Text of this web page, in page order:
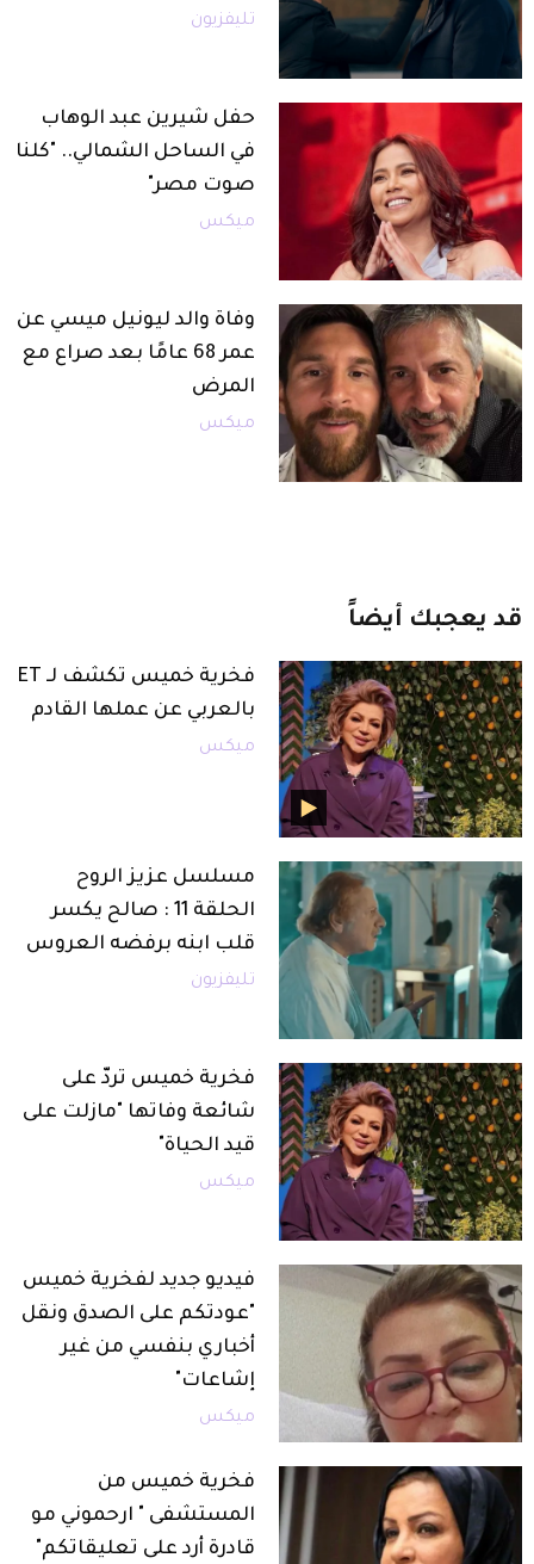
تليفزيون
حفل شيرين عبد الوهاب
في الساحل الشمالي.. "كلنا
صوت مصر"
ميكس
وفاة والد ليونيل ميسي عن
عمر 68 عامًا بعد صراع مع
المرض
ميكس
قد يعجبك أيضاً
فخرية خميس تكشف لـ ET
بالعربي عن عملها القادم
ميكس
مسلسل عزيز الروح
الحلقة 11 : صالح يكسر
قلب ابنه برفضه العروس
تليفزيون
فخرية خميس تردّ على
شائعة وفاتها "مازلت على
قيد الحياة"
ميكس
فيديو جديد لفخرية خميس
"عودتكم على الصدق ونقل
أخباري بنفسي من غير
إشاعات"
ميكس
فخرية خميس من
المستشفى " ارحموني مو
قادرة أرد على تعليقاتكم"